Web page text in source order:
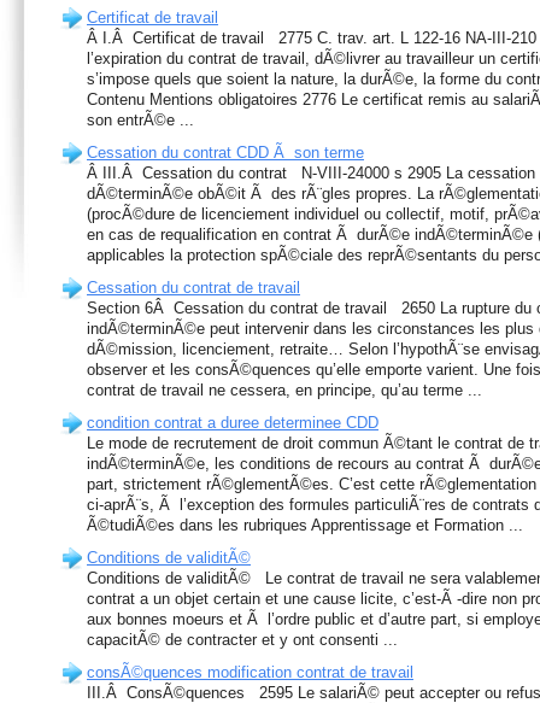
Certificat de travail
Â I.Â Certificat de travail 2775 C. trav. art. L 122-16 NA-III-210
l’expiration du contrat de travail, dÃ©livrer au travailleur un
s’impose quels que soient la nature, la durÃ©e, la forme du
Contenu Mentions obligatoires 2776 Le certificat remis au
son entrÃ©e ...
Cessation du contrat CDD Ã son terme
Â III.Â Cessation du contrat N-VIII-24000 s 2905 La
dÃ©terminÃ©e obÃ©it Ã des rÃ¨gles propres. La
(procÃ©dure de licenciement individuel ou collectif, motif,
en cas de requalification en contrat Ã durÃ©e indÃ©terminÃ©e
applicables la protection spÃ©ciale des reprÃ©sentants du
Cessation du contrat de travail
Section 6Â Cessation du contrat de travail 2650 La rupture
indÃ©terminÃ©e peut intervenir dans les circonstances les
dÃ©mission, licenciement, retraite… Selon l’hypothÃ¨se
observer et les consÃ©quences qu’elle emporte varient. Une
contrat de travail ne cessera, en principe, qu’au terme ...
condition contrat a duree determinee CDD
Le mode de recrutement de droit commun Ã©tant le contrat de
indÃ©terminÃ©e, les conditions de recours au contrat Ã
part, strictement rÃ©glementÃ©es. C’est cette
ci-aprÃ¨s, Ã l’exception des formules particuliÃ¨res de contrats
Ã©tudiÃ©es dans les rubriques Apprentissage et Formation ...
Conditions de validitÃ©
Conditions de validitÃ© Le contrat de travail ne sera
contrat a un objet certain et une cause licite, c’est-Ã -dire non
aux bonnes moeurs et Ã l’ordre public et d’autre part, si
capacitÃ© de contracter et y ont consenti ...
consÃ©quences modification contrat de travail
III.Â ConsÃ©quences 2595 Le salariÃ© peut accepter ou